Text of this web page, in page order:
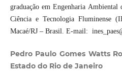
graduação em Engenharia
Ciência e Tecnologia Fluminense
Macaé/RJ – Brasil. E-mail:
Pedro Paulo Gomes Watts
Estado do Rio de Janeiro